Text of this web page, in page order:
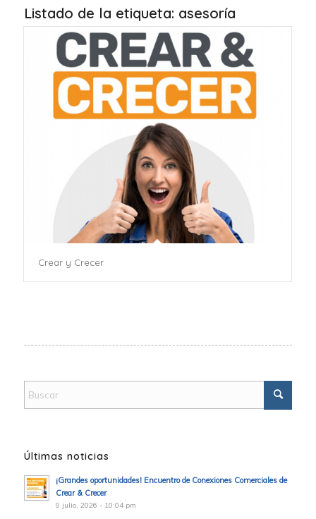
Listado de la etiqueta: asesoría
Crear y Crecer
Últimas noticias
¡Grandes oportunidades! Encuentro de Conexiones Comerciales de
Crear & Crecer
9 julio, 2026 - 10:04 pm